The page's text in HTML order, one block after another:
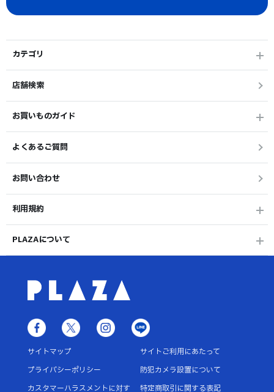
カテゴリ
店舗検索
お買いものガイド
よくあるご質問
お問い合わせ
利用規約
PLAZAについて
サイトマップ
サイトご利用にあたって
プライバシーポリシー
防犯カメラ設置について
カスタマーハラスメントに対す
特定商取引に関する表記